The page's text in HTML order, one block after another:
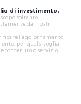
di investimento.
soltanto
dai nostri
l’aggiornamento
per qualsivoglia
contenuto o servizio